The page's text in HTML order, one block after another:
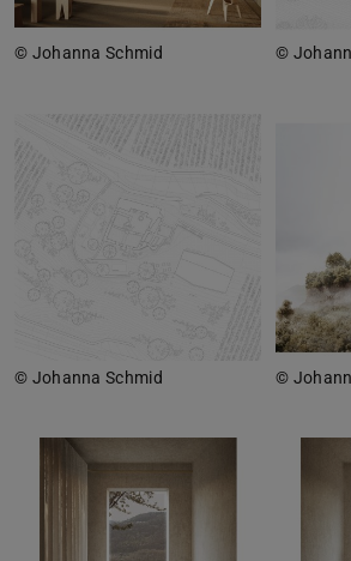
© Johanna Schmid ©
© Johanna Schmid ©